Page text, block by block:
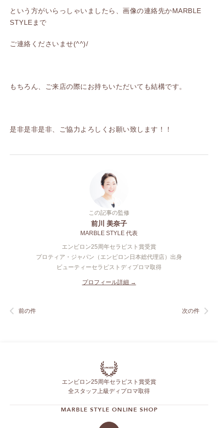
という方がいらっしゃいましたら、画像の連絡先かMARBLE
STYLEまで
ご連絡くださいませ(^^)/
もちろん、ご来店の際にお持ちいただいても結構です。
是非是非是非、ご協力よろしくお願い致します！！
この記事の監修
前川 美奈子
MARBLE STYLE 代表
エンビロン25周年セラピスト賞受賞
プロティア・ジャパン（エンビロン日本総代理店）出身
ビューティーセラピストディプロマ取得
プロフィール詳細 →
前の件 次の件
エンビロン25周年セラピスト賞受賞
全スタッフ上級ディプロマ取得
MARBLE STYLE ONLINE SHOP